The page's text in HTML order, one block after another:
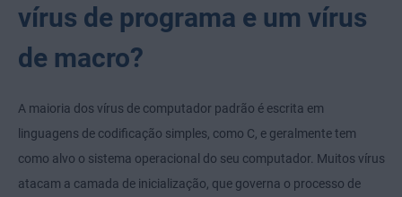
vírus de programa e um vírus
de macro?
A maioria dos vírus de computador padrão é escrita em
linguagens de codificação simples, como C, e geralmente tem
como alvo o sistema operacional do seu computador. Muitos vírus
atacam a camada de inicialização, que governa o processo de